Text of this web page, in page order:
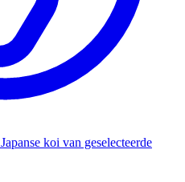
Japanse koi van geselecteerde